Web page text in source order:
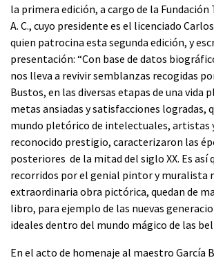
la primera edición, a cargo de la
A. C., cuyo presidente es el licenciado
quien patrocina esta segunda edición, y
presentación: “Con base de datos
nos lleva a revivir semblanzas recogidas
Bustos, en las diversas etapas de una vida
metas ansiadas y satisfacciones logradas,
mundo pletórico de intelectuales, artistas
reconocido prestigio, caracterizaron las
posteriores de la mitad del siglo XX. Es así
recorridos por el genial pintor y muralista
extraordinaria obra pictórica, quedan de
libro, para ejemplo de las nuevas
ideales dentro del mundo mágico de las
En el acto de homenaje al maestro García